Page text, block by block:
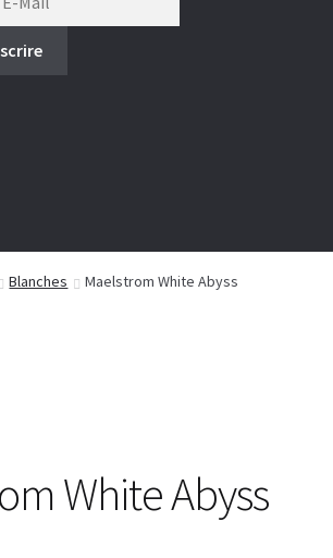
Blanches Maelstrom White Abyss
White Abyss